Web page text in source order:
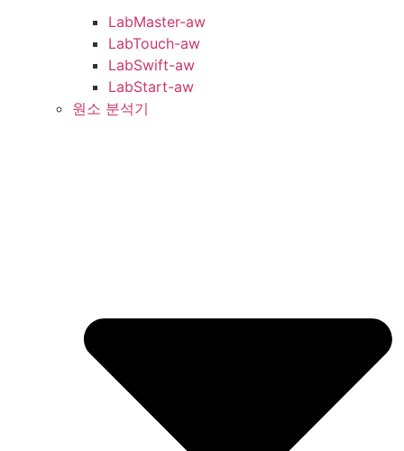
LabMaster-aw
LabTouch-aw
LabSwift-aw
LabStart-aw
원소 분석기